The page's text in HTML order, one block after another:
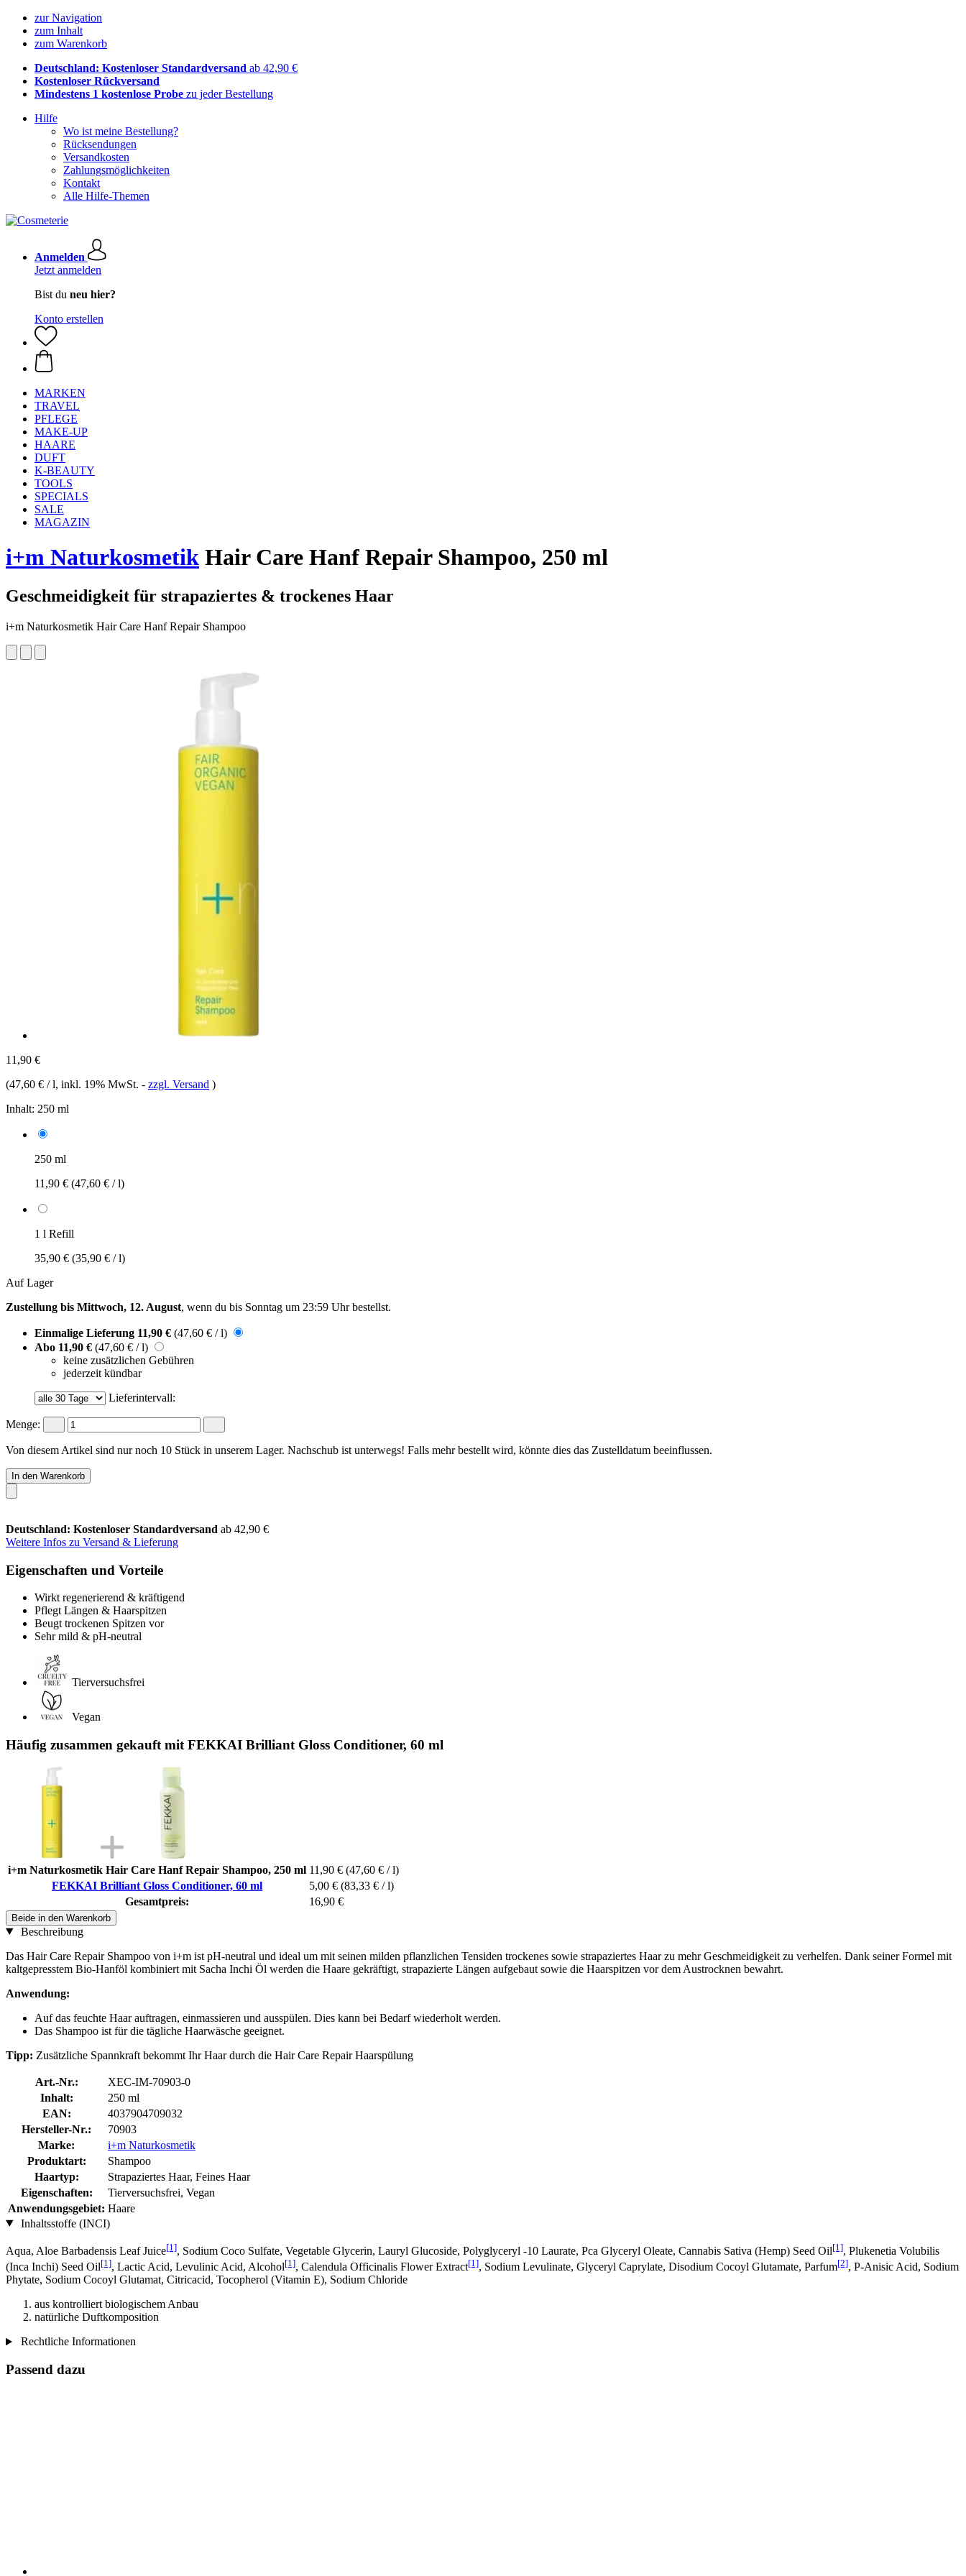
zur Navigation
zum Inhalt
zum Warenkorb
Deutschland: Kostenloser Standardversand ab 42,90 €
Kostenloser Rückversand
Mindestens 1 kostenlose Probe zu jeder Bestellung
Hilfe
Wo ist meine Bestellung?
Rücksendungen
Versandkosten
Zahlungsmöglichkeiten
Kontakt
Alle Hilfe-Themen
Anmelden
Jetzt anmelden
Bist du neu hier?
Konto erstellen
MARKEN
TRAVEL
PFLEGE
MAKE-UP
HAARE
DUFT
K-BEAUTY
TOOLS
SPECIALS
SALE
MAGAZIN
i+m Naturkosmetik Hair Care Hanf Repair Shampoo, 250 ml
Geschmeidigkeit für strapaziertes & trockenes Haar
i+m Naturkosmetik Hair Care Hanf Repair Shampoo
11,90 €
(47,60 € / l, inkl. 19% MwSt. - zzgl. Versand )
Inhalt: 250 ml
250 ml
11,90 € (47,60 € / l)
1 l Refill
35,90 € (35,90 € / l)
Auf Lager
Zustellung bis Mittwoch, 12. August, wenn du bis Sonntag um 23:59 Uhrbestellst.
Einmalige Lieferung 11,90 € (47,60 € / l)
Abo 11,90 € (47,60 € / l)
keine zusätzlichen Gebühren
jederzeit kündbar
Lieferintervall:
Menge:
Von diesem Artikel sind nur noch 10 Stück in unserem Lager. Nachschub ist unterwegs! Falls mehr bestellt wird, könnte dies das Zustelldatum beeinflussen.
In den Warenkorb
Deutschland: Kostenloser Standardversand ab 42,90 €
Weitere Infos zu Versand & Lieferung
Eigenschaften und Vorteile
Wirkt regenerierend & kräftigend
Pflegt Längen & Haarspitzen
Beugt trockenen Spitzen vor
Sehr mild & pH-neutral
Tierversuchsfrei
Vegan
Häufig zusammen gekauft mit FEKKAI Brilliant Gloss Conditioner, 60 ml
i+m Naturkosmetik Hair Care Hanf Repair Shampoo, 250 ml 11,90 € (47,60 € / l)
FEKKAI Brilliant Gloss Conditioner, 60 ml
5,00 € (83,33 € / l)
Gesamtpreis:
16,90 €
Beide in den Warenkorb
Beschreibung
Das Hair Care Repair Shampoo von i+m ist pH-neutral und ideal um mit seinen milden pflanzlichen Tensiden trockenes sowie strapaziertes Haar zu mehr Geschmeidigkeit zu verhelfen. Dank seiner Formel mit
kaltgepresstem Bio-Hanföl kombiniert mit Sacha Inchi Öl werden die Haare gekräftigt, strapazierte Längen aufgebaut sowie die Haarspitzen vor dem Austrocknen bewahrt.
Anwendung:
Auf das feuchte Haar auftragen, einmassieren und ausspülen. Dies kann bei Bedarf wiederholt werden.
Das Shampoo ist für die tägliche Haarwäsche geeignet.
Tipp: Zusätzliche Spannkraft bekommt Ihr Haar durch die Hair Care Repair Haarspülung
Art.-Nr.:
XEC-IM-70903-0
Inhalt:
250 ml
EAN:
4037904709032
Hersteller-Nr.:
70903
Marke:
i+m Naturkosmetik
Produktart:
Shampoo
Haartyp:
Strapaziertes Haar, Feines Haar
Eigenschaften:
Tierversuchsfrei, Vegan
Anwendungsgebiet: Haare
Inhaltsstoffe (INCI)
Aqua, Aloe Barbadensis Leaf Juice[1], Sodium Coco­ Sulfate, Vegetable Glycerin, Lauryl Glucoside, Polyglyceryl -10 Laurate, Pca Glyceryl Oleate, Cannabis Sativa (Hemp) Seed Oil[1], Plukenetia Volubilis
(Inca Inchi) Seed Oil[1], Lactic Acid, Levulinic Acid, Alcohol[1], Calendula Officinalis Flower Extract[1], Sodium Levulinate, Glyceryl Caprylate, Disodium Cocoyl Glutamate, Parfum[2], P-Anisic Acid, Sodium
Phytate, Sodium Cocoyl Glutamat, Citricacid, Tocopherol (Vitamin E), Sodium Chloride
aus kontrolliert biologischem Anbau
natürliche Duftkomposition
Rechtliche Informationen
Passend dazu